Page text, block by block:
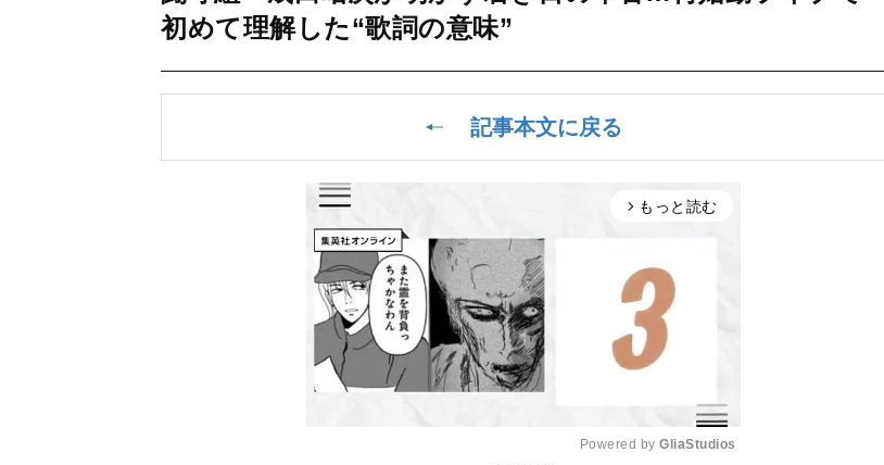
初めて理解した“歌詞の意味”
記事本文に戻る
arrow_forward_ios もっと読む
Powered by GliaStudios